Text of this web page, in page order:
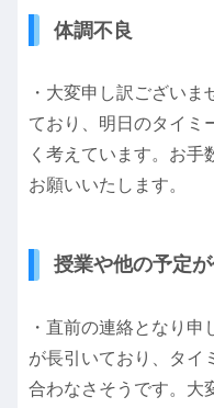
体調不良
・大変申し訳ござい
ており、明日のタイミ
く考えています。お手
お願いいたします。
授業や他の予定
・直前の連絡となり
が長引いており、タイ
合わなさそうです。大